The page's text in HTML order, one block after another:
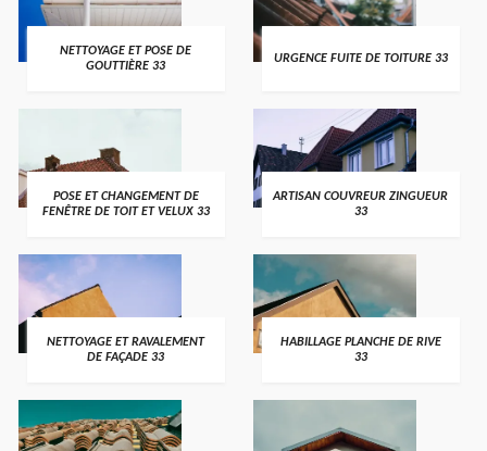
NETTOYAGE ET POSE DE
GOUTTIÈRE 33
URGENCE FUITE DE TOITURE 33
POSE ET CHANGEMENT DE
FENÊTRE DE TOIT ET VELUX 33
ARTISAN COUVREUR ZINGUEUR
33
NETTOYAGE ET RAVALEMENT
DE FAÇADE 33
HABILLAGE PLANCHE DE RIVE
33